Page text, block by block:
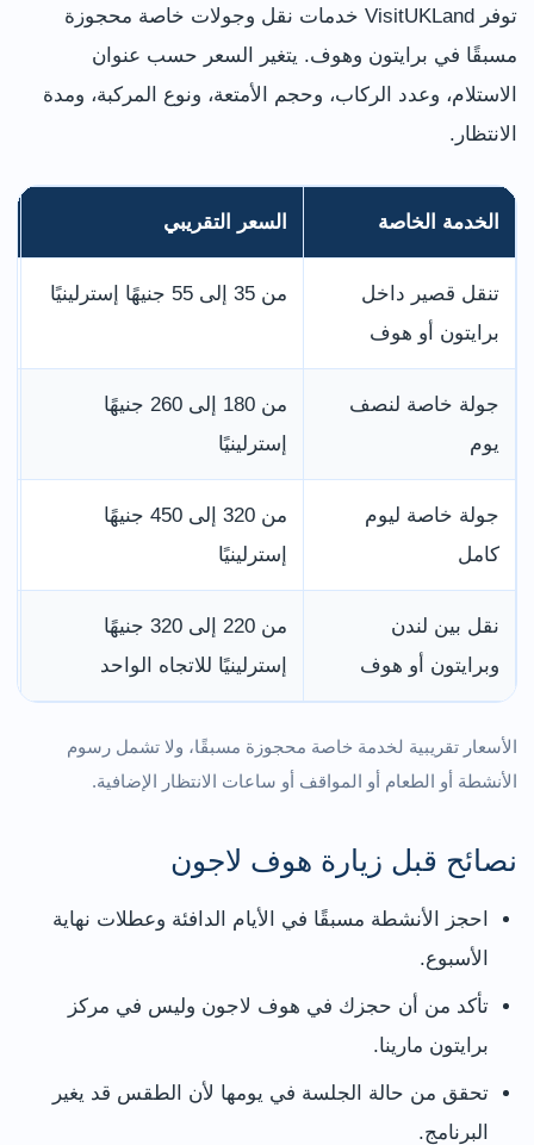
توفر VisitUKLand خدمات نقل وجولات خاصة محجوزة
مسبقًا في برايتون وهوف. يتغير السعر حسب عنوان
الاستلام، وعدد الركاب، وحجم الأمتعة، ونوع المركبة، ومدة
الانتظار.
الخدمة الخاصة السعر التقريبي
تنقل قصير داخل
برايتون أو هوف
من 35 إلى 55 جنيهًا إسترلينيًا
جولة خاصة لنصف
يوم
من 180 إلى 260 جنيهًا
إسترلينيًا
جولة خاصة ليوم
كامل
من 320 إلى 450 جنيهًا
إسترلينيًا
نقل بين لندن
وبرايتون أو هوف
من 220 إلى 320 جنيهًا
إسترلينيًا للاتجاه الواحد
الأسعار تقريبية لخدمة خاصة محجوزة مسبقًا، ولا تشمل رسوم
الأنشطة أو الطعام أو المواقف أو ساعات الانتظار الإضافية.
نصائح قبل زيارة هوف لاجون
احجز الأنشطة مسبقًا في الأيام الدافئة وعطلات نهاية
الأسبوع.
تأكد من أن حجزك في هوف لاجون وليس في مركز
برايتون مارينا.
تحقق من حالة الجلسة في يومها لأن الطقس قد يغير
البرنامج.